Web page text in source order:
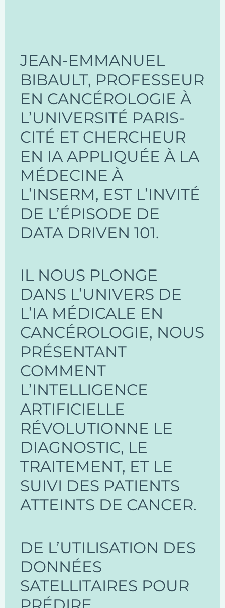
JEAN-EMMANUEL
BIBAULT, PROFESSEUR
EN CANCÉROLOGIE À
L’UNIVERSITÉ PARIS-
CITÉ ET CHERCHEUR
EN IA APPLIQUÉE À LA
MÉDECINE À
L’INSERM, EST L’INVITÉ
DE L’ÉPISODE DE
DATA DRIVEN 101.
IL NOUS PLONGE
DANS L’UNIVERS DE
L’IA MÉDICALE EN
CANCÉROLOGIE, NOUS
PRÉSENTANT
COMMENT
L’INTELLIGENCE
ARTIFICIELLE
RÉVOLUTIONNE LE
DIAGNOSTIC, LE
TRAITEMENT, ET LE
SUIVI DES PATIENTS
ATTEINTS DE CANCER.
DE L’UTILISATION DES
DONNÉES
SATELLITAIRES POUR